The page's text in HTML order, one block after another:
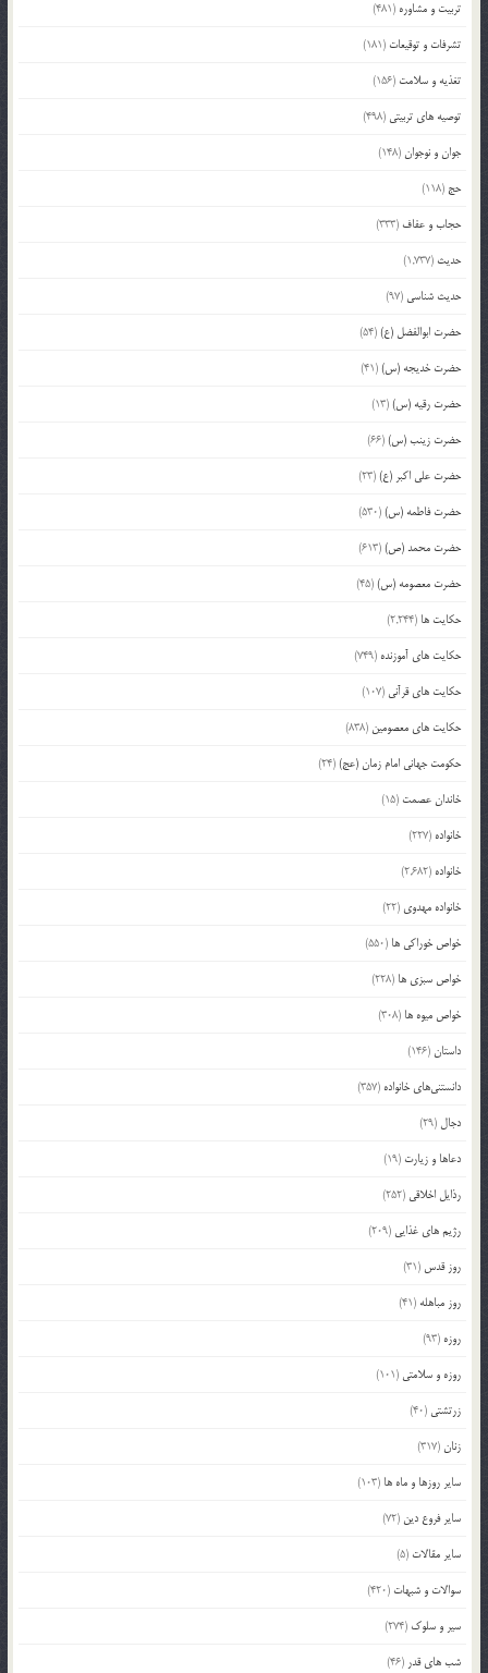
تربیت و مشاوره (481)
تشرفات و توقیعات (181)
تغذیه و سلامت (156)
توصیه های تربیتی (498)
جوان و نوجوان (148)
حج (118)
حجاب و عفاف (333)
حدیث (1,737)
حدیث شناسی (97)
حضرت ابوالفضل (ع)(54)
حضرت خدیجه (س)(41)
حضرت رقیه (س)(13)
حضرت زینب (س)(66)
حضرت علی اکبر (ع)(23)
حضرت فاطمه (س)(530)
حضرت محمد (ص)(613)
حضرت معصومه (س)(45)
حکایت ها (2,244)
حکایت های آموزنده (749)
حکایت های قرآنی (107)
حکایت های معصومین (838)
حکومت جهانی امام زمان (عج)(24)
خاندان عصمت (15)
خانواده (227)
خانواده (2,682)
خانواده مهدوی (22)
خواص خوراکی ها (550)
خواص سبزی ها (228)
خواص میوه ها (308)
داستان (146)
دانستنی‌های خانواده (357)
دجال (29)
دعاها و زیارت (19)
رذایل اخلاقی (252)
رژیم های غذایی (209)
روز قدس (31)
روز مباهله (41)
روزه (93)
روزه و سلامتی (101)
زرتشتی (40)
زنان (317)
سایر روزها و ماه ها (103)
سایر فروع دین (72)
سایر مقالات (5)
سوالات و شبهات (420)
سیر و سلوک (274)
شب های قدر (46)